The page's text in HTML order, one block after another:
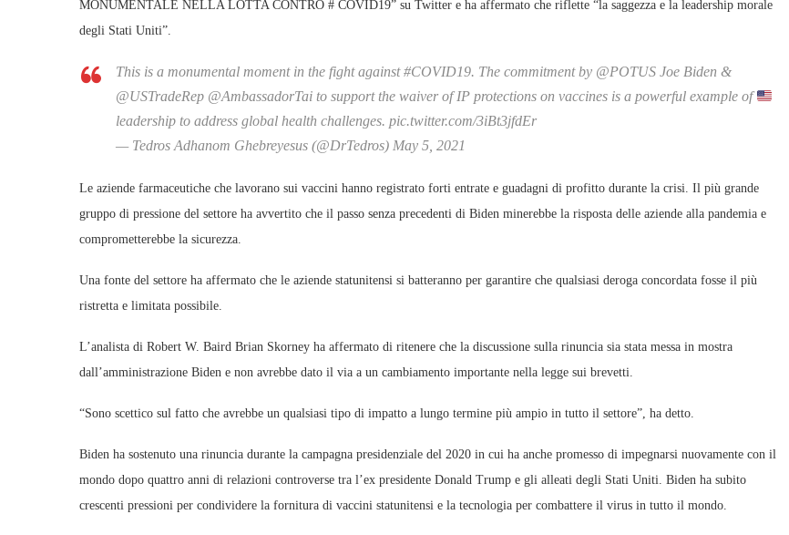
MONUMENTALE NELLA LOTTA CONTRO # COVID19” su Twitter e ha affermato che riflette “la saggezza e la leadership morale
degli Stati Uniti”.
This is a monumental moment in the fight against #COVID19. The commitment by @POTUS Joe Biden &
@USTradeRep @AmbassadorTai to support the waiver of IP protections on vaccines is a powerful example of
leadership to address global health challenges. pic.twitter.com/3iBt3jfdEr
— Tedros Adhanom Ghebreyesus (@DrTedros) May 5, 2021
Le aziende farmaceutiche che lavorano sui vaccini hanno registrato forti entrate e guadagni di profitto durante la crisi. Il più grande
gruppo di pressione del settore ha avvertito che il passo senza precedenti di Biden minerebbe la risposta delle aziende alla pandemia e
comprometterebbe la sicurezza.
Una fonte del settore ha affermato che le aziende statunitensi si batteranno per garantire che qualsiasi deroga concordata fosse il più
ristretta e limitata possibile.
L’analista di Robert W. Baird Brian Skorney ha affermato di ritenere che la discussione sulla rinuncia sia stata messa in mostra
dall’amministrazione Biden e non avrebbe dato il via a un cambiamento importante nella legge sui brevetti.
“Sono scettico sul fatto che avrebbe un qualsiasi tipo di impatto a lungo termine più ampio in tutto il settore”, ha detto.
Biden ha sostenuto una rinuncia durante la campagna presidenziale del 2020 in cui ha anche promesso di impegnarsi nuovamente con il
mondo dopo quattro anni di relazioni controverse tra l’ex presidente Donald Trump e gli alleati degli Stati Uniti. Biden ha subito
crescenti pressioni per condividere la fornitura di vaccini statunitensi e la tecnologia per combattere il virus in tutto il mondo.